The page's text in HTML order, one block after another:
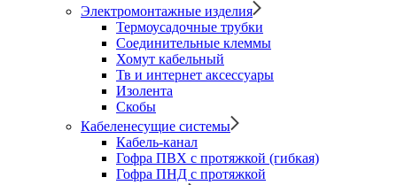
Электромонтажные изделия
Термоусадочные трубки
Соединительные клеммы
Хомут кабельный
Тв и интернет аксессуары
Изолента
Скобы
Кабеленесущие системы
Кабель-канал
Гофра ПВХ с протяжкой (гибкая)
Гофра ПНД с протяжкой